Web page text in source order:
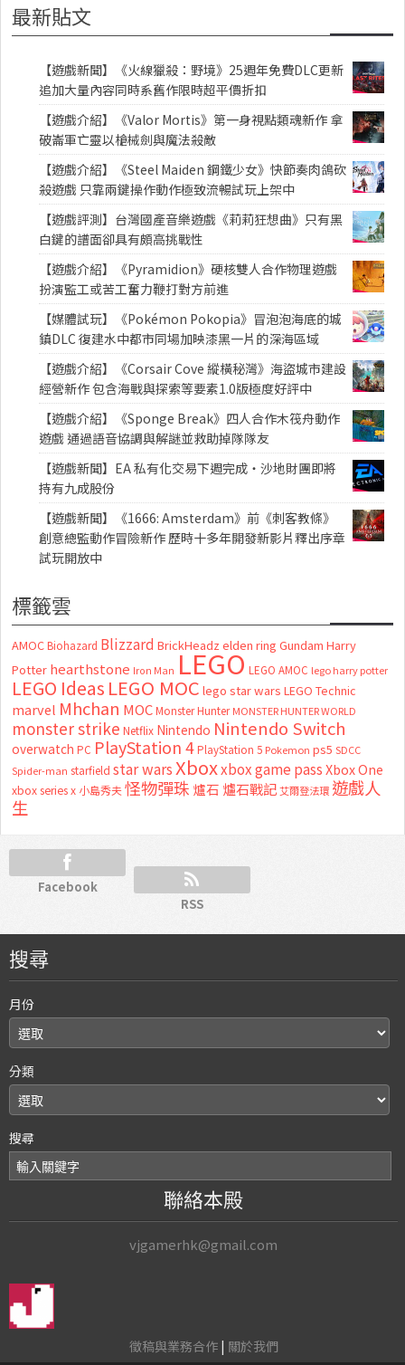
最新貼文
【遊戲新聞】《火線獵殺：野境》25週年免費DLC更新
追加大量內容同時系舊作限時超平價折扣
【遊戲介紹】《Valor Mortis》第一身視點類魂新作 拿
破崙軍亡靈以槍械劍與魔法殺敵
【遊戲介紹】《Steel Maiden 鋼鐵少女》快節奏肉鴿砍
殺遊戲 只靠兩鍵操作動作極致流暢試玩上架中
【遊戲評測】台灣國產音樂遊戲《莉莉狂想曲》只有黑
白鍵的譜面卻具有頗高挑戰性
【遊戲介紹】《Pyramidion》硬核雙人合作物理遊戲
扮演監工或苦工奮力鞭打對方前進
【媒體試玩】《Pokémon Pokopia》冒泡泡海底的城
鎮DLC 復建水中都市同場加映漆黑一片的深海區域
【遊戲介紹】《Corsair Cove 縱橫秘灣》海盜城市建設
經營新作 包含海戰與探索等要素1.0版極度好評中
【遊戲介紹】《Sponge Break》四人合作木筏舟動作
遊戲 通過語音協調與解謎並救助掉隊隊友
【遊戲新聞】EA 私有化交易下週完成・沙地財團即將
持有九成股份
【遊戲新聞】《1666: Amsterdam》前《刺客教條》
創意總監動作冒險新作 歷時十多年開發新影片釋出序章
試玩開放中
標籤雲
AMOC Biohazard Blizzard BrickHeadz elden ring Gundam Harry
Potter hearthstone Iron Man LEGO LEGO AMOC lego harry potter
LEGO Ideas LEGO MOC lego star wars LEGO Technic
marvel Mhchan MOC Monster Hunter MONSTER HUNTER WORLD
monster strike Netflix Nintendo Nintendo Switch
overwatch PC PlayStation 4 PlayStation 5 Pokemon ps5 SDCC
Spider-man starfield star warsXboxxbox game passXbox One
xbox series x 小島秀夫怪物彈珠 爐石 爐石戰記艾爾登法環 遊戲人
生
Facebook
RSS
搜尋
月份
分類
搜尋
聯絡本殿
vjgamerhk@gmail.com
徵稿與業務合作| 關於我們